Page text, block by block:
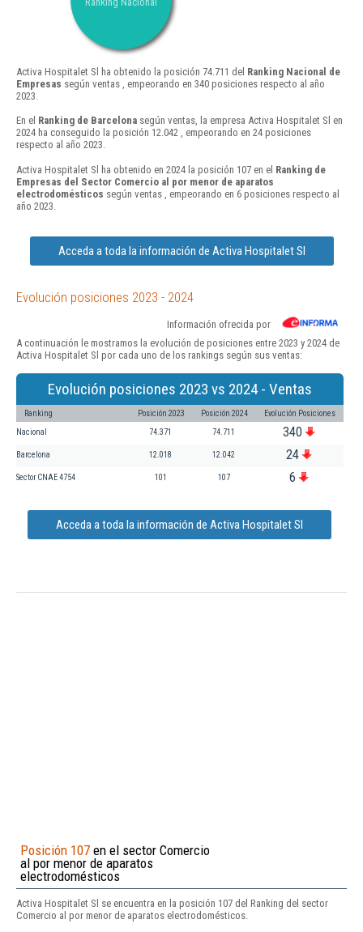
Activa Hospitalet Sl ha obtenido la posición 74.711 del Ranking Nacional de
Empresas según ventas , empeorando en 340 posiciones respecto al año
2023.
En el Ranking de Barcelona según ventas, la empresa Activa Hospitalet Sl en
2024 ha conseguido la posición 12.042 , empeorando en 24 posiciones
respecto al año 2023.
Activa Hospitalet Sl ha obtenido en 2024 la posición 107 en el Ranking de
Empresas del Sector Comercio al por menor de aparatos
electrodomésticos según ventas , empeorando en 6 posiciones respecto al
año 2023.
Acceda a toda la información de Activa Hospitalet Sl
Evolución posiciones 2023 - 2024
Información ofrecida por
A continuación le mostramos la evolución de posiciones entre 2023 y 2024 de
Activa Hospitalet Sl por cada uno de los rankings según sus ventas:
Evolución posiciones 2023 vs 2024 - Ventas
Ranking Posición 2023 Posición 2024 Evolución Posiciones
Nacional 74.371 74.711 340
Barcelona 12.018 12.042 24
Sector CNAE 4754 101 107 6
Acceda a toda la información de Activa Hospitalet Sl
Posición 107 en el sector Comercio
al por menor de aparatos
electrodomésticos
Activa Hospitalet Sl se encuentra en la posición 107 del Ranking del sector
Comercio al por menor de aparatos electrodomésticos.